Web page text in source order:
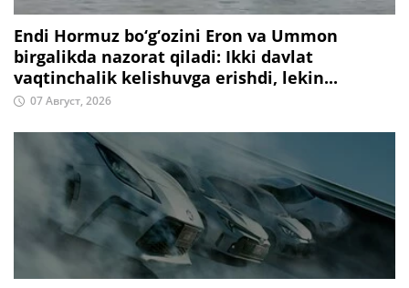
Endi Hormuz bo‘g‘ozini Eron va Ummon
birgalikda nazorat qiladi: Ikki davlat
vaqtinchalik kelishuvga erishdi, lekin...
07 Август, 2026